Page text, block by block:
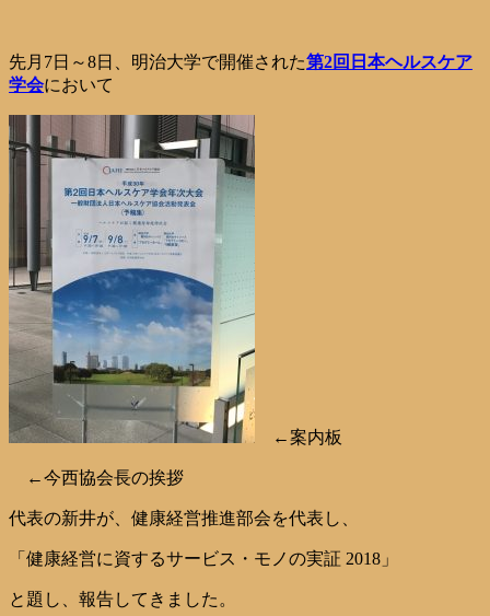
先月7日～8日、明治大学で開催された第2回日本ヘルスケア
学会において
←案内板
←今西協会長の挨拶
代表の新井が、健康経営推進部会を代表し、
「健康経営に資するサービス・モノの実証 2018」
と題し、報告してきました。